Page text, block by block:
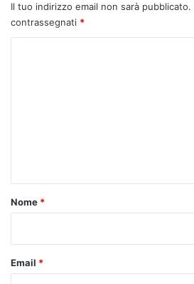
Il tuo indirizzo email non sarà pubblicato.
contrassegnati *
o
Nome *
Email *